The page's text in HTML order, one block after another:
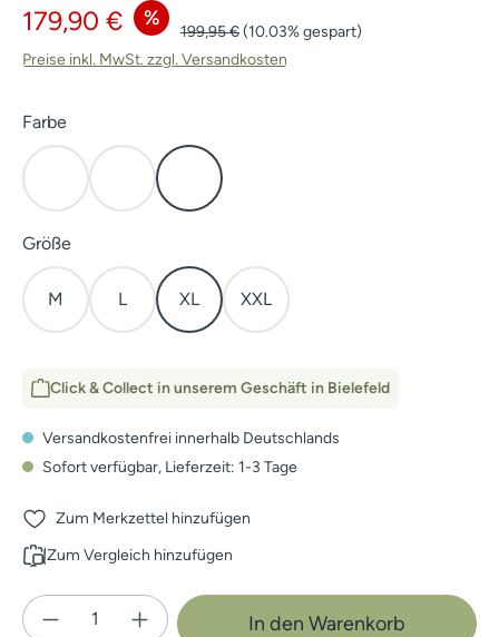
Verkaufspreis:
179,90 € %
Regulärer Preis:
199,95 €(10.03% gespart)
Preise inkl. MwSt. zzgl. Versandkosten
Farbeauswählen
Kaper Dunkel OlivHunTec Camo
Größeauswählen
M L XL XXL
Click & Collect in unserem Geschäft in Bielefeld
Versandkostenfrei innerhalb Deutschlands
Sofort verfügbar, Lieferzeit: 1-3 Tage
Zum Merkzettel hinzufügen
Zum Vergleich hinzufügen
Produkt Anzahl: Gib den gewünschten
In den Warenkorb